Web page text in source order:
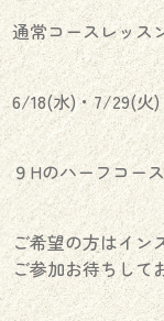
通常コースレッス
6/18(水)・7/29(火)
９Hのハーフコー
ご希望の方はイン
ご参加お待ちして